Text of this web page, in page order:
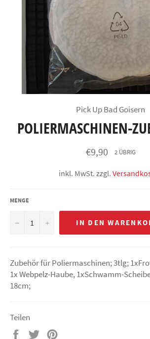
Pick Up Bad Goisern
POLIERMASCHINEN-
Normaler
Preis
€9,90 2 ÜBRIG
inkl. MwSt. zzgl.
MENGE
− + IN DEN
Zubehör für Poliermaschinen; 3tlg;
1x Webpelz-Haube, 1xSchwamm-
18cm;
Teilen
Auf
Auf